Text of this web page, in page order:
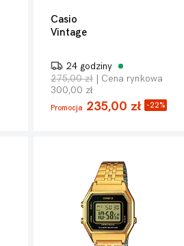
Casio
Vintage
24 godziny
275,00 zł | Cena rynkowa
300,00 zł
Promocja 235,00 zł -22%